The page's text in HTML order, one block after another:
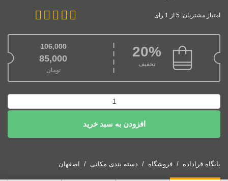
امتیاز مشتریان: 5 از 1 رای
20%
تخفیف
106,000
قیمت اصلی: 106,000تومان بود.
85,000
تومان
قیمت فعلی: 85,000تومان.
طرح
شهرجدید
شهر
افزودن به سبد خرید
پایگاه فراداده فروشگاه دسته بندی مکانی اصفهان